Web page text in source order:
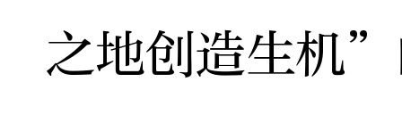
之地创造生机